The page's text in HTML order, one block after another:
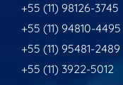
+55 (11) 98126-3745
+55 (11) 94810-4495
+55 (11) 95481-2489
+55 (11) 3922-5012